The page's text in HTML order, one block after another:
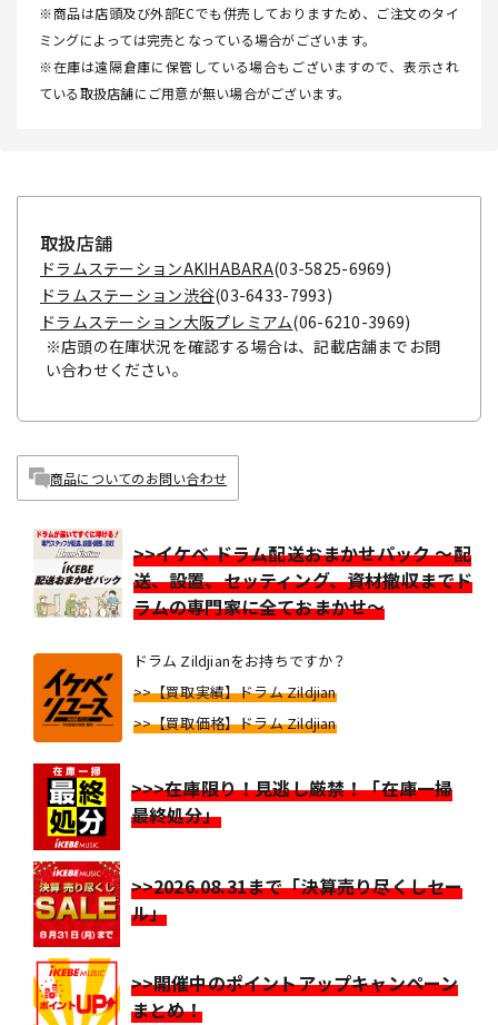
※商品は店頭及び外部ECでも併売しておりますため、ご注文のタイ
ミングによっては完売となっている場合がございます。
※在庫は遠隔倉庫に保管している場合もございますので、表示され
ている取扱店舗にご用意が無い場合がございます。
取扱店舗
ドラムステーションAKIHABARA(03-5825-6969)
ドラムステーション渋谷(03-6433-7993)
ドラムステーション大阪プレミアム(06-6210-3969)
※店頭の在庫状況を確認する場合は、記載店舗までお問
い合わせください。
商品についてのお問い合わせ
>>イケベ ドラム配送おまかせパック ～配
送、設置、セッティング、資材撤収までド
ラムの専門家に全ておまかせ～
ドラム Zildjianをお持ちですか？
>>【買取実績】ドラム Zildjian
>>【買取価格】ドラム Zildjian
>>>在庫限り！見逃し厳禁！「在庫一掃
最終処分」
>>2026.08.31まで「決算売り尽くしセー
ル」
>>開催中のポイントアップキャンペーン
まとめ！